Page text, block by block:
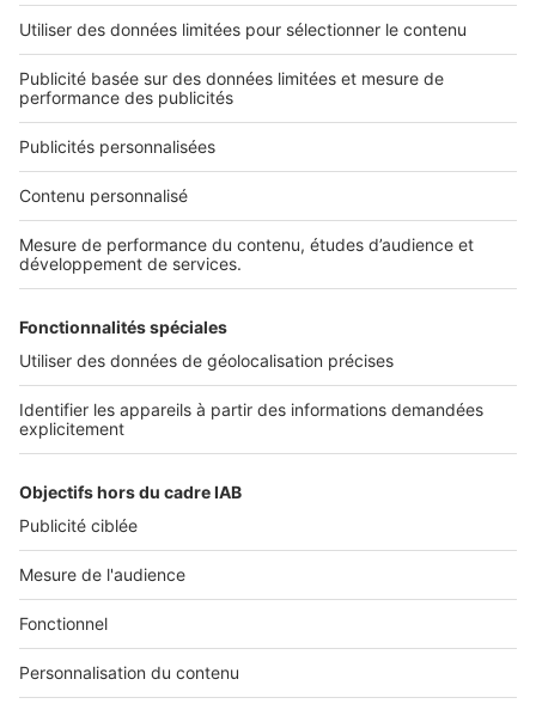
L'ENTREPRISE
Nous contacter
Nous recrutons
NOS APPLICATIONS
Découvrez nos applications
Tous nos services pro
Accès client
À DÉCOUVRIR
Annuaire des professionnels
Tout l'immobilier
Toutes les villes
Tous les départements
Toutes les régions
SeLoger © 1992 - 2023
Annonces Immobilières